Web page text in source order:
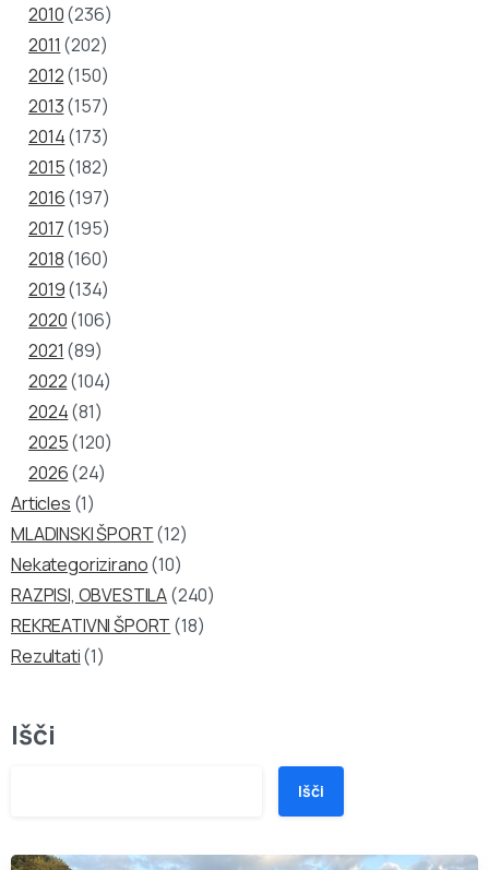
2010(236)
2011 (202)
2012(150)
2013(157)
2014(173)
2015(182)
2016(197)
2017(195)
2018(160)
2019(134)
2020(106)
2021 (89)
2022(104)
2024(81)
2025(120)
2026(24)
Articles (1)
MLADINSKI ŠPORT(12)
Nekategorizirano(10)
RAZPISI, OBVESTILA(240)
REKREATIVNI ŠPORT (18)
Rezultati(1)
Išči
Išči